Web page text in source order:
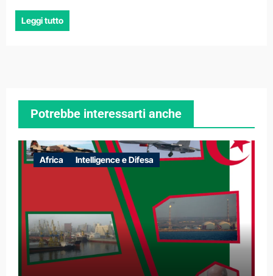
Leggi tutto
Potrebbe interessarti anche
Africa Intelligence e Difesa